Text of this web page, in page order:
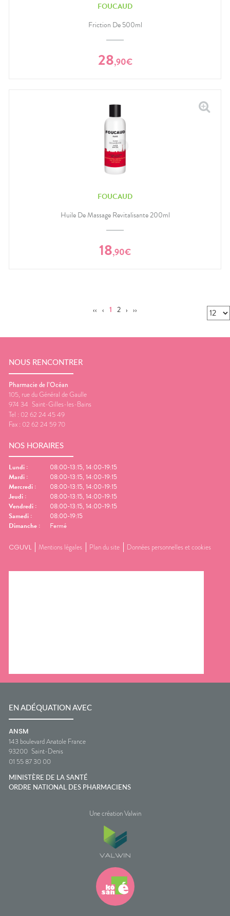
FOUCAUD
Friction De 500ml
28,90€
FOUCAUD
Huile De Massage Revitalisante 200ml
18,90€
‹‹ ‹ 1 2 › ››
NOUS RENCONTRER
Pharmacie de l’Océan
105, rue du Général de Gaulle
974 34 Saint-Gilles-les-Bains
Tel : 02 62 24 45 49
Fax : 02 62 24 59 70
NOS HORAIRES
Lundi :
08:00-13:15, 14:00-19:15
Mardi :
08:00-13:15, 14:00-19:15
Mercredi :
08:00-13:15, 14:00-19:15
Jeudi :
08:00-13:15, 14:00-19:15
Vendredi :
08:00-13:15, 14:00-19:15
Samedi :
08:00-19:15
Dimanche : Fermé
CGUVL Mentions légales Plan du site Données personnelles et cookies
EN ADÉQUATION AVEC
ANSM
143 boulevard Anatole France
93200 Saint-Denis
01 55 87 30 00
MINISTÈRE DE LA SANTÉ
ORDRE NATIONAL DES PHARMACIENS
Une création Valwin